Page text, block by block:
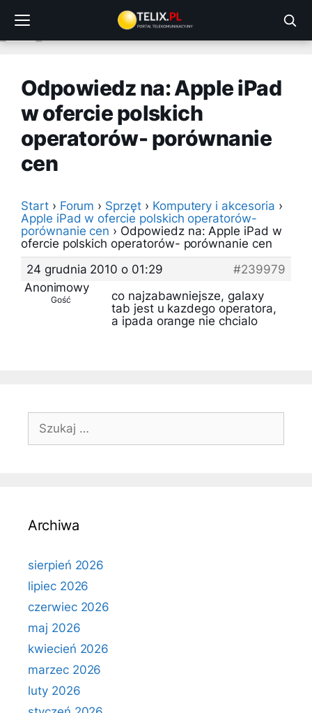
treści
Odpowiedz na: Apple iPad
w ofercie polskich
operatorów- porównanie
cen
Start › Forum › Sprzęt › Komputery i akcesoria ›
Apple iPad w ofercie polskich operatorów-
porównanie cen › Odpowiedz na: Apple iPad w
ofercie polskich operatorów- porównanie cen
24 grudnia 2010 o 01:29
#239979
Anonimowy
Gość
co najzabawniejsze, galaxy
tab jest u kazdego operatora,
a ipada orange nie chcialo
Szukaj:
Archiwa
sierpień 2026
lipiec 2026
czerwiec 2026
maj 2026
kwiecień 2026
marzec 2026
luty 2026